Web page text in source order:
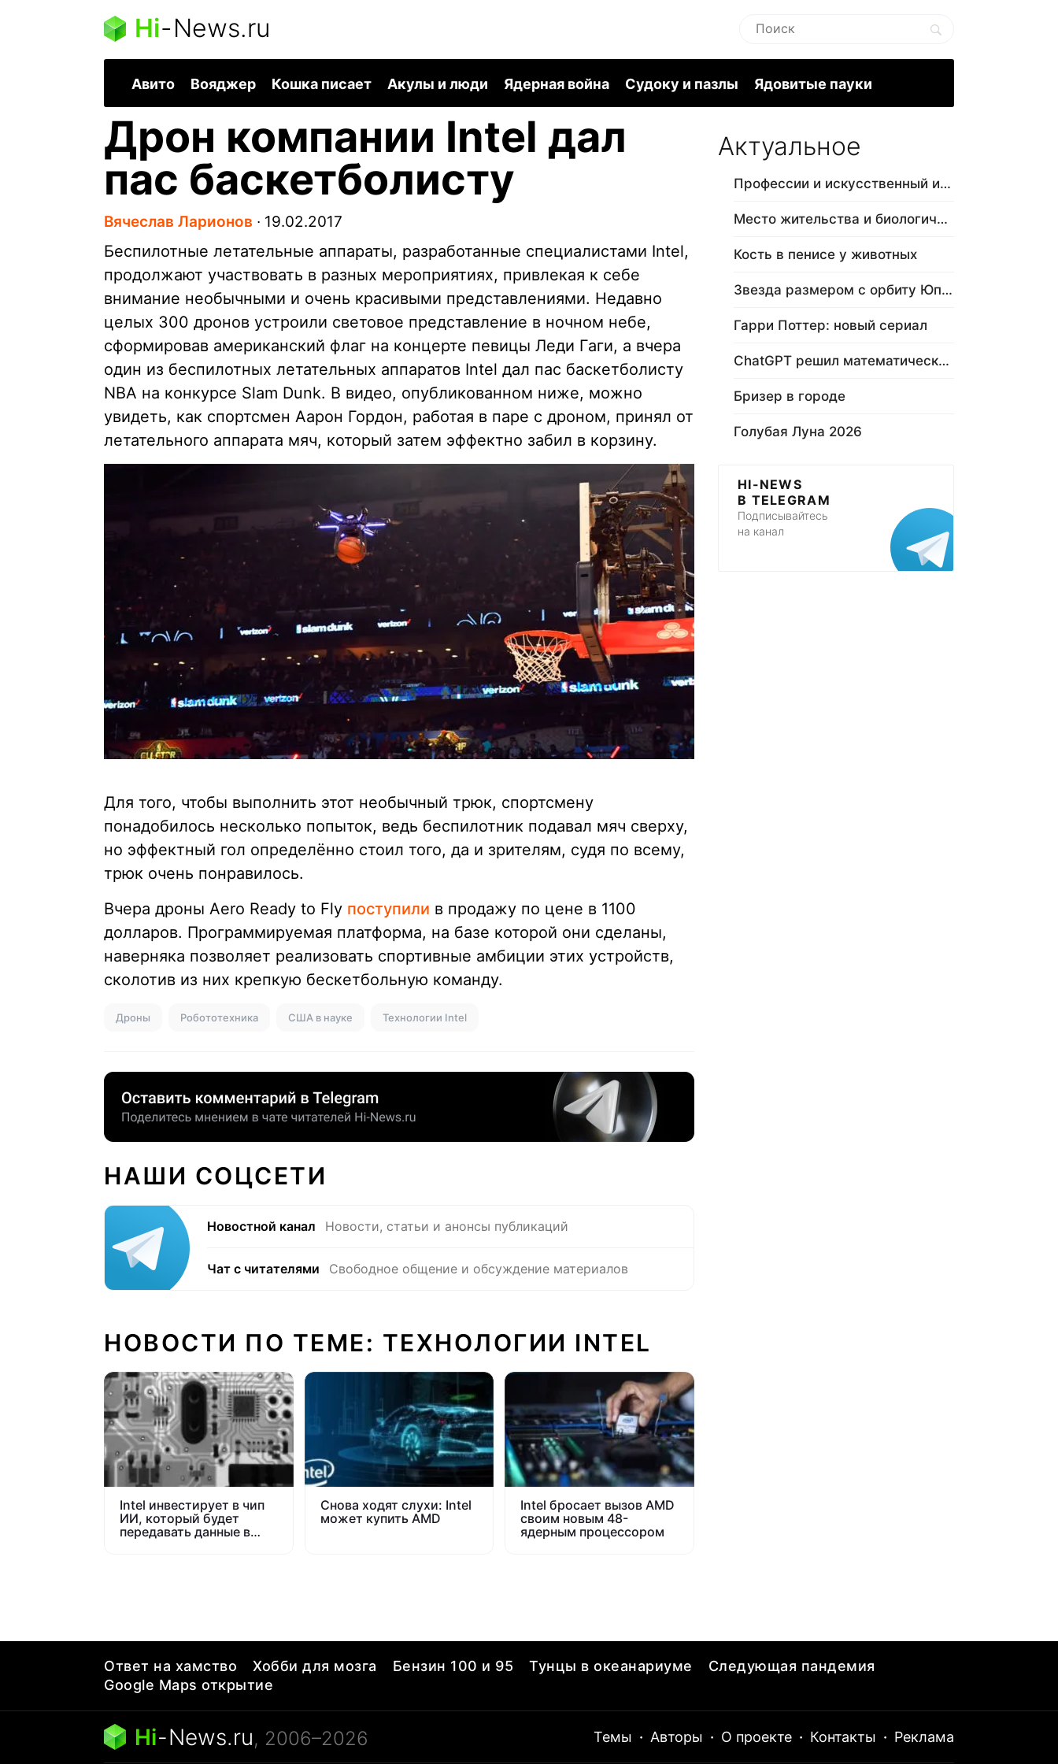
Hi-News.ru
Авито Вояджер Кошка писает Акулы и люди Ядерная война Судоку и пазлы Ядовитые пауки
Дрон компании Intel дал
пас баскетболисту
Вячеслав Ларионов ∙ 19.02.2017
Беспилотные летательные аппараты, разработанные специалистами Intel,
продолжают участвовать в разных мероприятиях, привлекая к себе
внимание необычными и очень красивыми представлениями. Недавно
целых 300 дронов устроили световое представление в ночном небе,
сформировав американский флаг на концерте певицы Леди Гаги, а вчера
один из беспилотных летательных аппаратов Intel дал пас баскетболисту
NBA на конкурсе Slam Dunk. В видео, опубликованном ниже, можно
увидеть, как спортсмен Аарон Гордон, работая в паре с дроном, принял от
летательного аппарата мяч, который затем эффектно забил в корзину.
Для того, чтобы выполнить этот необычный трюк, спортсмену
понадобилось несколько попыток, ведь беспилотник подавал мяч сверху,
но эффектный гол определённо стоил того, да и зрителям, судя по всему,
трюк очень понравилось.
Вчера дроны Aero Ready to Fly поступили в продажу по цене в 1100
долларов. Программируемая платформа, на базе которой они сделаны,
наверняка позволяет реализовать спортивные амбиции этих устройств,
сколотив из них крепкую бескетбольную команду.
Дроны Робототехника США в науке Технологии Intel
НАШИ СОЦСЕТИ
Новостной канал Новости, статьи и анонсы публикаций
Чат с читателями Свободное общение и обсуждение материалов
НОВОСТИ ПО ТЕМЕ: ТЕХНОЛОГИИ INTEL
Intel инвестирует в чип
ИИ, который будет
передавать данные в
Снова ходят слухи: Intel
может купить AMD
Intel бросает вызов AMD
своим новым 48-
ядерным процессором
Актуальное
Профессии и искусственный интеллект
Место жительства и биологический в…
Кость в пенисе у животных
Звезда размером с орбиту Юпитера
Гарри Поттер: новый сериал
ChatGPT решил математическую задачу
Бризер в городе
Голубая Луна 2026
HI-NEWS
В TELEGRAM
Подписывайтесь
на канал
Ответ на хамство Хобби для мозга Бензин 100 и 95 Тунцы в океанариуме
Следующая пандемия
Google Maps открытие
Hi-News.ru, 2006–2026 Темы · Авторы · О проекте · Контакты · Реклама